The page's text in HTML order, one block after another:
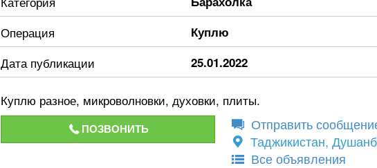
Операция Куплю
Дата публикации 25.01.2022
Куплю разное, микроволновки, духовки, плиты.
ПОЗВОНИТЬ
Отправить
Таджикистан,
Все объявления